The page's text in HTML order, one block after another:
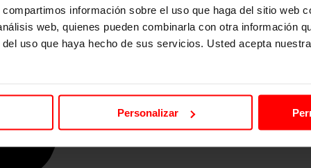
información sobre el uso que haga del sitio web
web, quienes pueden combinarla con otra información
uso que haya hecho de sus servicios. Usted acepta
Personalizar